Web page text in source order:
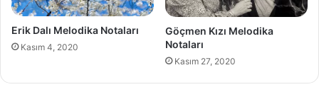
Erik Dalı Melodika Notaları
Kasım 4, 2020
Göçmen Kızı Melodika
Notaları
Kasım 27, 2020